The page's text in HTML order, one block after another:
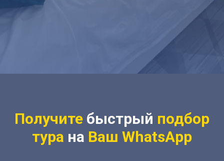
Получите быстрый подбор
тура на Ваш WhatsApp